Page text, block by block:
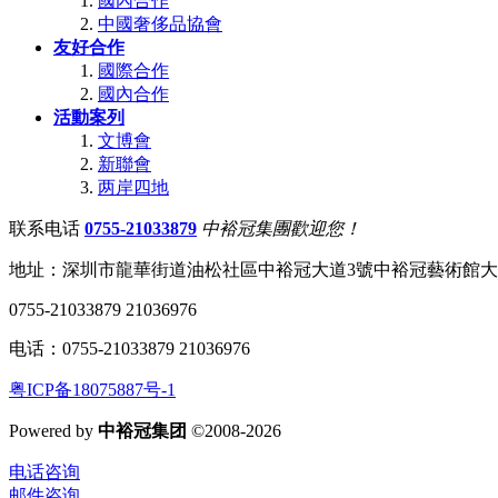
中國奢侈品協會
友好合作
國際合作
國內合作
活動案列
文博會
新聯會
两岸四地
联系电话 0755-21033879 中裕冠集團歡迎您！
地址：深圳市龍華街道油松社區中裕冠大道3號中裕冠藝術館
0755-21033879 21036976
电话：0755-21033879 21036976
粤ICP备18075887号-1
Powered by 中裕冠集团 ©2008-2026
电话咨询